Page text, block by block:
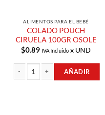
ALIMENTOS PARA EL BEBÉ
COLADO POUCH
CIRUELA 100GR OSOLE
$0.89 IVA Incluido x UND
COLADO POUCH CIRUELA
AÑADIR